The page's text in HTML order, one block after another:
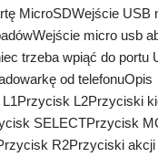
MicroSDWejście USB
micro usb
trzeba wpiąć do portu
od telefonuOpis
L2Przyciski
SELECTPrzycisk
R2Przyciski akcji